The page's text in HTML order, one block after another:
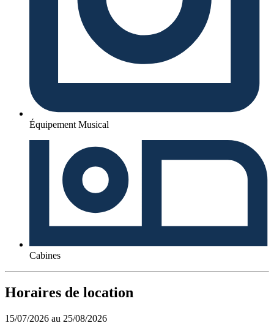
Équipement Musical
Cabines
Horaires de location
15/07/2026 au 25/08/2026